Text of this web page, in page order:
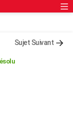
Sujet Suivant